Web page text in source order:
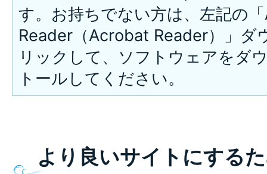
す。お持ちでない方は、左記の
Reader（Acrobat Reader）」ダ
リックして、ソフトウェアをダ
トールしてください。
より良いサイトにする